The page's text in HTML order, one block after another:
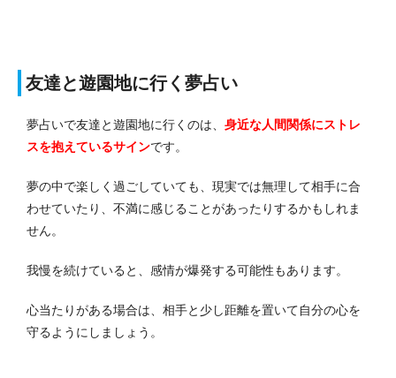
友達と遊園地に行く夢占い
夢占いで友達と遊園地に行くのは、 身近な人間関係にストレ
スを抱えているサインです。
夢の中で楽しく過ごしていても、現実では無理して相手に合
わせていたり、不満に感じることがあったりするかもしれま
せん。
我慢を続けていると、感情が爆発する可能性もあります。
心当たりがある場合は、相手と少し距離を置いて自分の心を
守るようにしましょう。